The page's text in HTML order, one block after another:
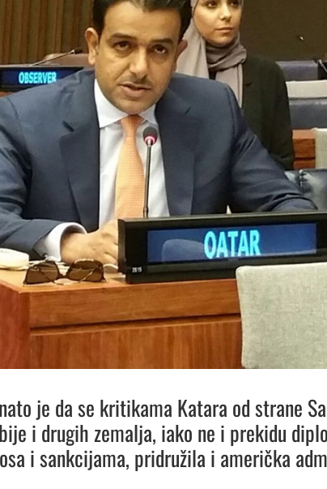
je da se kritikama Katara od strane
i drugih zemalja, iako ne i prekidu
i sankcijama, pridružila i američka